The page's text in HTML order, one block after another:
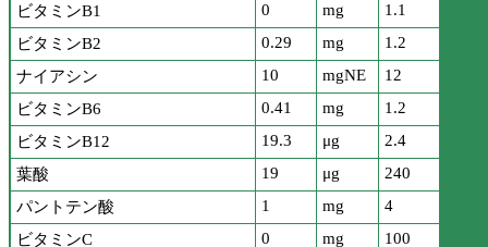
ビタミンB1
0 mg
1.1
ビタミンB2
0.29 mg
1.2
ナイアシン
10 mgNE
12
ビタミンB6
0.41 mg
1.2
ビタミンB12
19.3 μg
2.4
葉酸
19 μg
240
パントテン酸
1 mg
4
ビタミンC
0 mg
100